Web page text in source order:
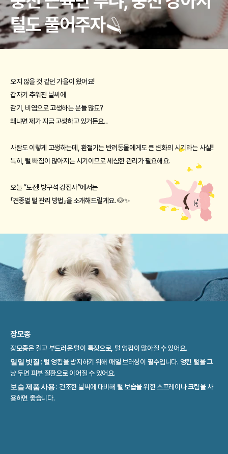
털도 풀어주자🪒
오지 않을 것 같던 가을이 왔어요!
갑자기 추워진 날씨에
감기, 비염으로 고생하는 분들 많됴?
왜냐면 제가 지금 고생하고 있거든요...
사람도 이렇게 고생하는데, 환절기는 반려동물에게도 큰 변화의 시기라는 사실!!
특히, 털 빠짐이 많아지는 시기이므로 세심한 관리가 필요해요.
오늘 “도전! 방구석 강집사”에서는
「견종별 털 관리 방법」을 소개해드릴게요. 🐶✨
장모종
장모종은 길고 부드러운 털이 특징으로, 털 엉킴이 많아질 수 있어요.
일일 빗질 : 털 엉킴을 방지하기 위해 매일 브러싱이 필수입니다. 엉킨 털을 그
냥 두면 피부 질환으로 이어질 수 있어요.
보습 제품 사용 : 건조한 날씨에 대비해 털 보습을 위한 스프레이나 크림을 사
용하면 좋습니다.